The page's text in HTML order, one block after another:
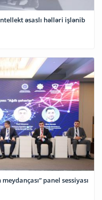
əsaslı həlləri işlənib
panel sessiyası